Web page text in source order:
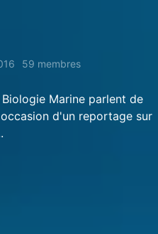
59 membres
Marine parlent de
d'un reportage sur